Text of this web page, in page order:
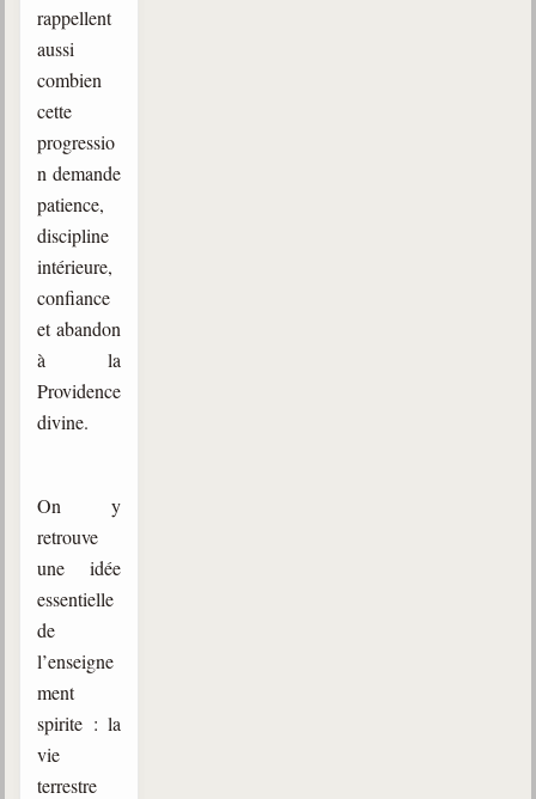
rappellent
aussi
combien
cette
progressio
n demande
patience,
discipline
intérieure,
confiance
et abandon
à la
Providence
divine.
On y
retrouve
une idée
essentielle
de
l’enseigne
ment
spirite : la
vie
terrestre